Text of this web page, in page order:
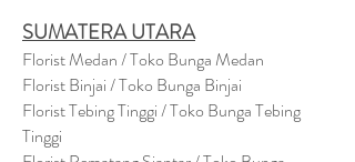
SUMATERA UTARA
Florist Medan / Toko Bunga Medan
Florist Binjai / Toko Bunga Binjai
Florist Tebing Tinggi / Toko Bunga Tebing
Tinggi